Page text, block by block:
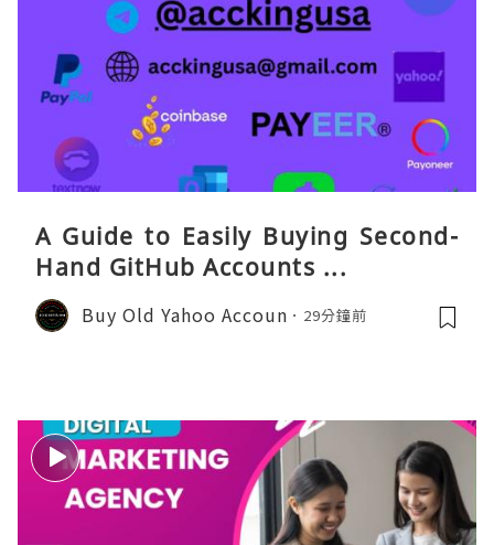
A Guide to Easily Buying Second-
Hand GitHub Accounts ...
Buy Old Yahoo Accoun 29分鐘前